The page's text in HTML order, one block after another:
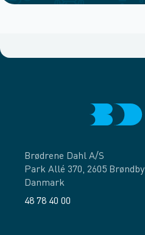
Brødrene Dahl A/S
Park Allé 370, 2605 Brøndby
Danmark
48 78 40 00